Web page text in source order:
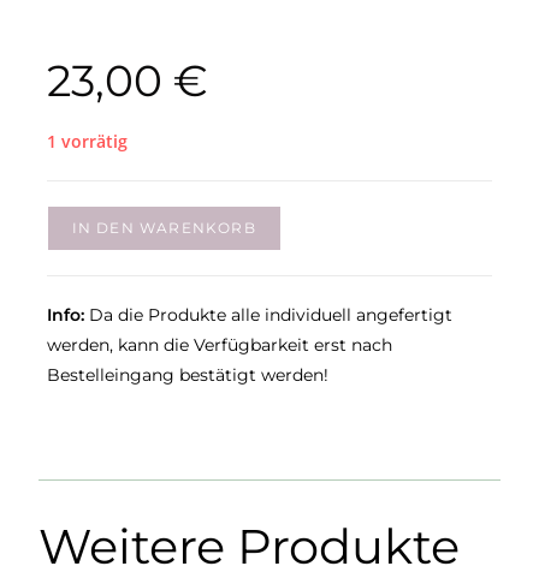
23,00 €
1 vorrätig
IN DEN WARENKORB
Info:Da die Produkte alle individuell angefertigt
werden, kann die Verfügbarkeit erst nach
Bestelleingang bestätigt werden!
Weitere Produkte